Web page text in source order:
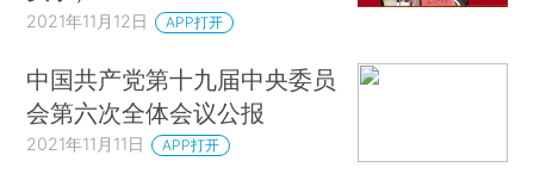
2021年11月12日 APP打开
中国共产党第十九届中央委员
会第六次全体会议公报
2021年11月11日 APP打开